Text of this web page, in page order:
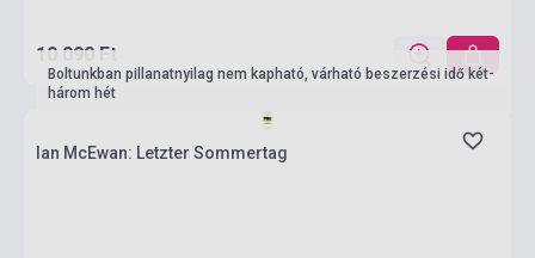
10 090 Ft
Boltunkban pillanatnyilag nem kapható, várható beszerzési idő két-
három hét
Ian McEwan: Letzter Sommertag